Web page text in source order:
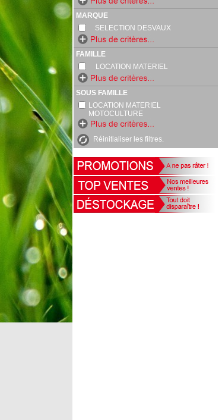
MARQUE
SELECTION DESVAUX
FAMILLE
LOCATION MATERIEL
SOUS FAMILLE
LOCATION MATERIEL
MOTOCULTURE
Réinitialiser les filtres.